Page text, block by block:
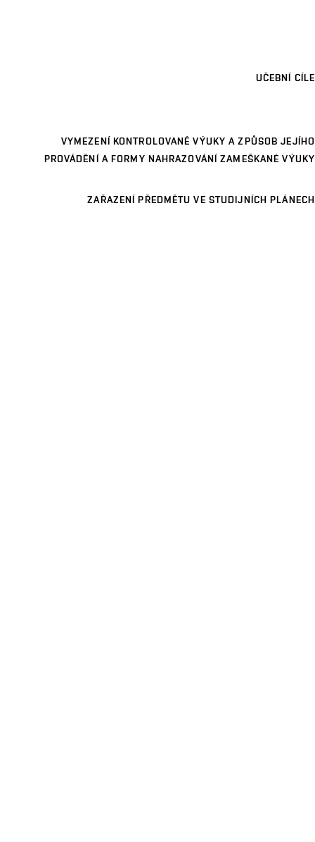
UČEBNÍ CÍLE
VYMEZENÍ KONTROLOVANÉ VÝUKY A ZPŮSOB JEJÍHO
PROVÁDĚNÍ A FORMY NAHRAZOVÁNÍ ZAMEŠKANÉ VÝUKY
ZAŘAZENÍ PŘEDMĚTU VE STUDIJNÍCH PLÁNECH